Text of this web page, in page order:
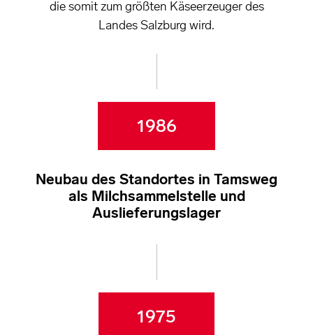
die somit zum größten Käseerzeuger des
Landes Salzburg wird.
1986
Neubau des Standortes in Tamsweg
als Milchsammelstelle und
Auslieferungslager
1975